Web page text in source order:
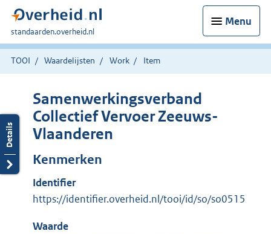
Menu
U
bent
hier:
standaarden.overheid.nl
TOOI Waardelijsten Work Item
Samenwerkingsverband
Collectief Vervoer Zeeuws-
Vlaanderen
Kenmerken
Identifier
https://identifier.overheid.nl/tooi/id/so/so0515
Waarde